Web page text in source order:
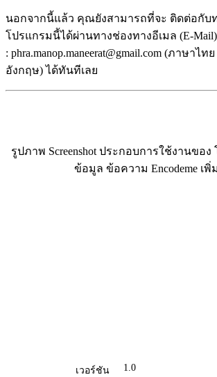
นอกจากนี้แล้ว คุณยังสามารถที่จะ ติดต่อกับ
โปรแกรมนี้ได้ผ่านทางช่องทางอีเมล (E-Mail)
: phra.manop.maneerat@gmail.com (ภาษาไ
อังกฤษ) ได้ทันทีเลย
รูปภาพ Screenshot ประกอบการใช้งานขอ
ข้อมูล ข้อความ Encodeme เพิ่
เวอร์ชัน 1.0